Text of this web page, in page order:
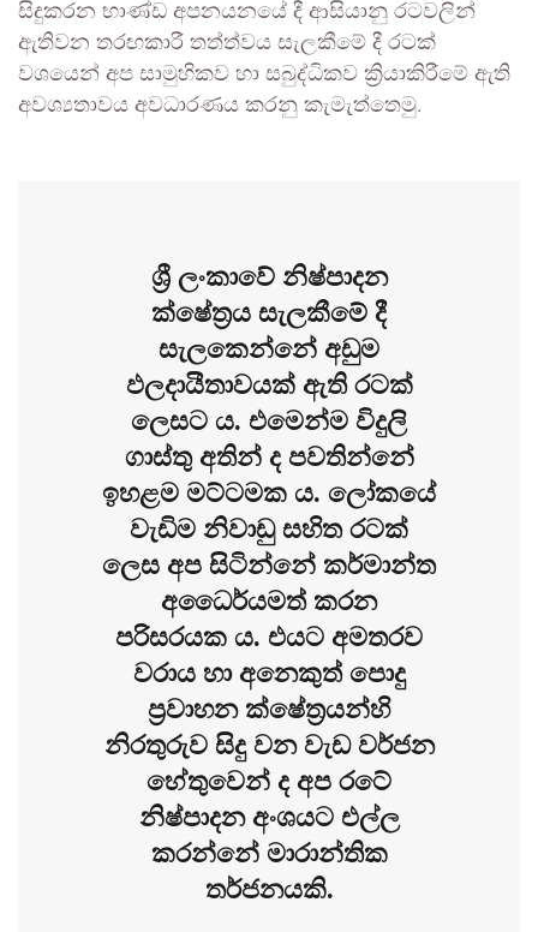
සිදුකරන භාණ්ඩ අපනයනයේ දී ආසියානු රටවලින්
ඇතිවන තරඟකාරී තත්ත්වය සැලකීමේ දී රටක්
වශයෙන් අප සාමුහිකව හා සබුද්ධිකව ක්‍රියාකිරීමේ ඇති
අවශ්‍යතාවය අවධාරණය කරනු කැමැත්තෙමු.
ශ්‍රී ලංකාවේ නිෂ්පාදන
ක්ෂේත්‍රය සැලකීමේ දී
සැලකෙන්නේ අඩුම
ඵලදායීතාවයක් ඇති රටක්
ලෙසට ය. එමෙන්ම විදුලි
ගාස්තු අතින් ද පවතින්නේ
ඉහළම මට්ටමක ය. ලෝකයේ
වැඩිම නිවාඩු සහිත රටක්
ලෙස අප සිටින්නේ කර්මාන්ත
අධෛර්යමත් කරන
පරිසරයක ය. එයට අමතරව
වරාය හා අනෙකුත් පොදු
ප්‍රවාහන ක්ෂේත්‍රයන්හි
නිරතුරුව සිදු වන වැඩ වර්ජන
හේතුවෙන් ද අප රටේ
නිෂ්පාදන අංශයට එල්ල
කරන්නේ මාරාන්තික
තර්ජනයකි.